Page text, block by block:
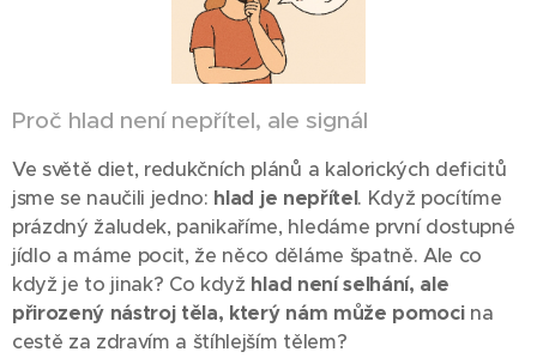
Proč hlad není nepřítel, ale signál
Ve světě diet, redukčních plánů a kalorických deficitů
jsme se naučili jedno: hlad je nepřítel. Když pocítíme
prázdný žaludek, panikaříme, hledáme první dostupné
jídlo a máme pocit, že něco děláme špatně. Ale co
když je to jinak? Co když hlad není selhání, ale
přirozený nástroj těla, který nám může pomocina
cestě za zdravím a štíhlejším tělem?